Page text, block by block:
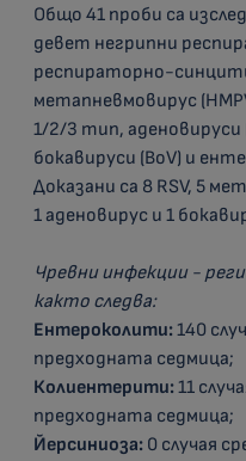
Общо 41 проби са
девет негрипни
респираторно-
метапневмовирус
1/2/3 тип, аденовируси
бокавируси (BoV) и
Доказани са 8 RSV, 5
1 аденовирус и 1
Чревни инфекции -
както следва:
Ентероколити:140
предходната седмица;
Колиентерити:11
предходната седмица;
Йерсиниоза: 0 случая